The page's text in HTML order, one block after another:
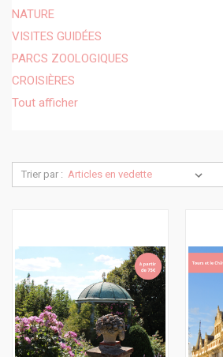
NATURE
VISITES GUIDÉES
PARCS ZOOLOGIQUES
CROISIÈRES
Tout afficher
Trier par :